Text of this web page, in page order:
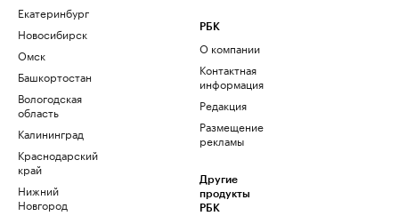
Екатеринбург
Новосибирск
Омск
Башкортостан
Вологодская
область
Калининград
Краснодарский
край
Нижний
Новгород
РБК
О компании
Контактная
информация
Редакция
Размещение
рекламы
Другие
продукты
РБК